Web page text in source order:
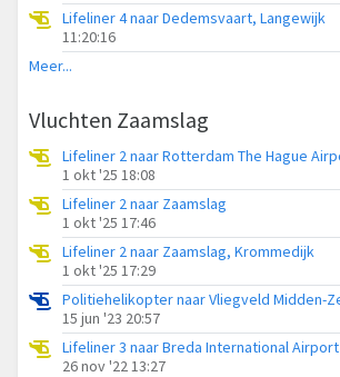
Lifeliner 4 naar Dedemsvaart, Langewijk
11:20:16
Meer...
Vluchten Zaamslag
1 okt '25 18:08
Lifeliner 2 naar Zaamslag
1 okt '25 17:46
Lifeliner 2 naar Zaamslag, Krommedijk
1 okt '25 17:29
15 jun '23 20:57
Lifeliner 3 naar Breda International Airport
26 nov '22 13:27